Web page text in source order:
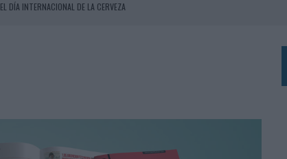
DÍA INTERNACIONAL DE LA CERVEZA
LA CREATIVIDAD DE LAS MARCAS